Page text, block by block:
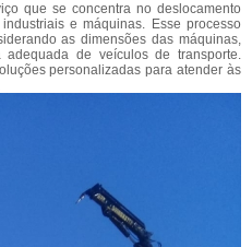
que se concentra no deslocamento
e máquinas. Esse processo
as dimensões das máquinas,
de veículos de transporte.
personalizadas para atender às